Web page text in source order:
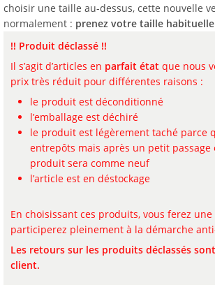
choisir une taille au-dessus, cette nouvelle
normalement : prenez votre taille
!! Produit déclassé !!
Il s’agit d’articles en parfait état que nous
prix très réduit pour différentes raisons :
le produit est déconditionné
l’emballage est déchiré
le produit est légèrement taché parce
entrepôts mais après un petit passage
produit sera comme neuf
l’article est en déstockage
En choisissant ces produits, vous ferez
participerez pleinement à la démarche
Les retours sur les produits déclassés
client.